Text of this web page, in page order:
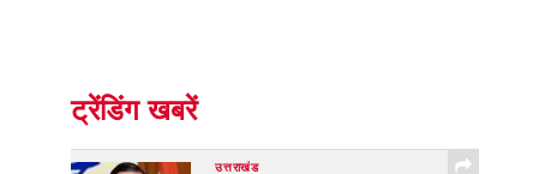
ट्रेंडिंग खबरें
उत्तराखंड